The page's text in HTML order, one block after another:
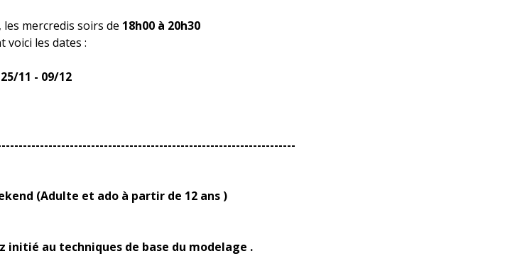
mercredis soirs de 18h00 à 20h30
les dates :
11 - 09/12
(Adulte et ado à partir de 12 ans )
initié au techniques de base du modelage .